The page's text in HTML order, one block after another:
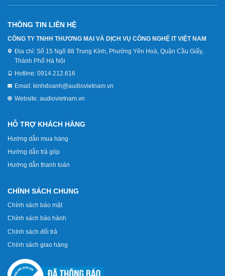
THÔNG TIN LIÊN HỆ
CÔNG TY TNHH THƯƠNG MẠI VÀ DỊCH VỤ CÔNG NGHỆ IT VIỆT NAM
Địa chỉ: Số 15 Ngõ 88 Trung Kính, Phường Yên Hoà, Quận Cầu Giấy,
Thành Phố Hà Nội
Hotline: 0914.212.616
Email: kinhdoanh@audiovietnam.vn
Website: audiovietnam.vn
HỖ TRỢ KHÁCH HÀNG
Hướng dẫn mua hàng
Hướng dẫn trả góp
Hướng dẫn thanh toán
CHÍNH SÁCH CHUNG
Chính sách bảo mật
Chính sách bảo hành
Chính sách đổi trả
Chính sách giao hàng